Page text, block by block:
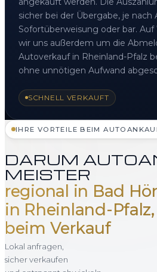
sicher bei der Übergabe, je nach
Sofortüberweisung oder bar.
wir uns außerdem um die
Autoverkauf in Rheinland-Pfalz
ohne unnötigen Aufwand
SCHNELL VERKAUFT
IHRE VORTEILE BEIM
DARUM
MEISTER
regional in Bad
in Rheinland-
beim Verkauf
Lokal anfragen,
sicher verkaufen